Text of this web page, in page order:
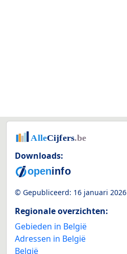
Downloads:
© Gepubliceerd: 16 januari 2026
Regionale overzichten:
Gebieden in België
Adressen in België
België